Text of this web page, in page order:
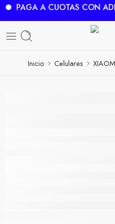
PAGA A CUOTAS CON
Inicio Celulares